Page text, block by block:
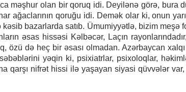
məşhur olan bir qoruq idi. Deyilənə görə, bura
ağaclarının qoruğu idi. Demək olar ki, onun
bazarlarda satıb. Ümumiyyətlə, bizim meşə
əsas hissəsi Kəlbəcər, Laçın
özü də heç bir əsası olmadan. Azərbaycan
yəqin ki, psixiatrlar, psixoloqlar,
qarşı nifrət hissi ilə yaşayan siyasi qüvvələr